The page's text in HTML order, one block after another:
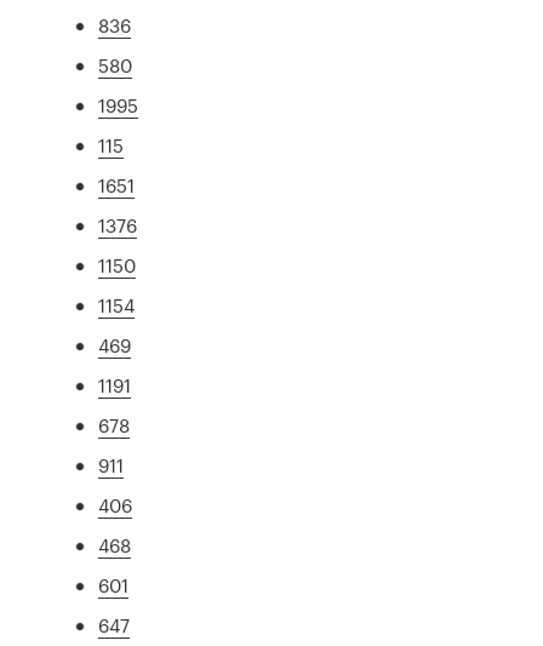
836
580
1995
115
1651
1376
1150
1154
469
1191
678
911
406
468
601
647